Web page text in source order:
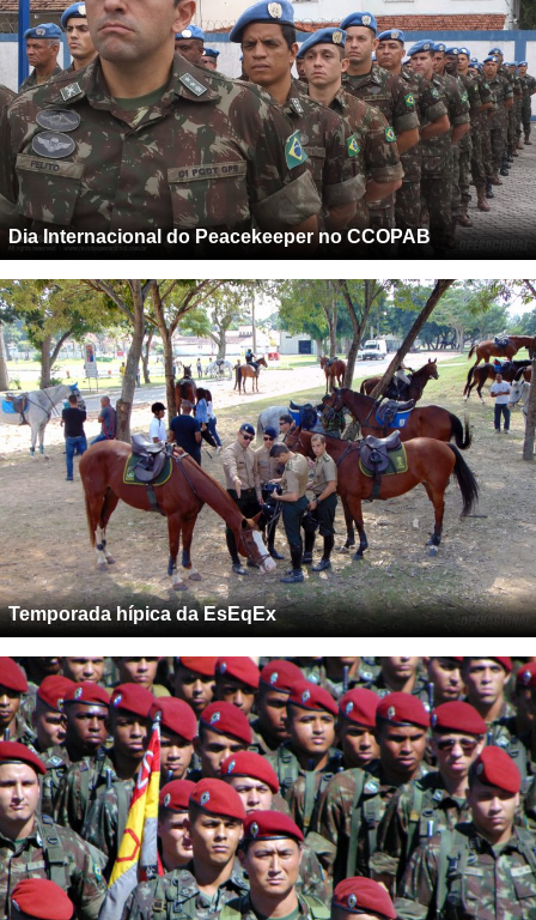
Dia Internacional do Peacekeeper no CCOPAB
Temporada hípica da EsEqEx